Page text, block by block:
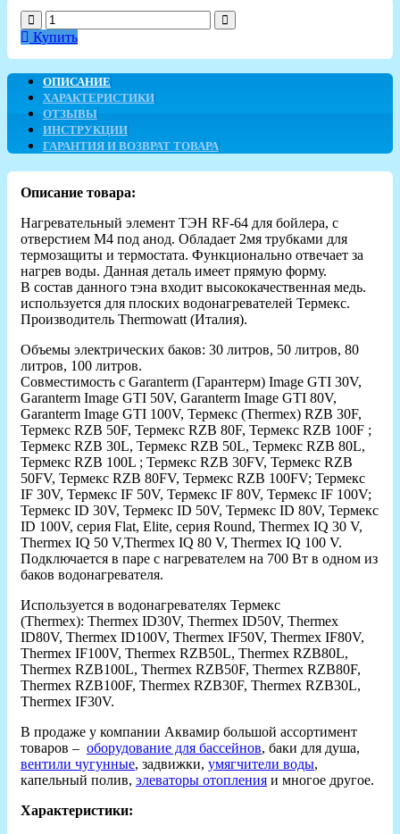
Купить
ОПИСАНИЕ
ХАРАКТЕРИСТИКИ
ОТЗЫВЫ
ИНСТРУКЦИИ
ГАРАНТИЯ И ВОЗВРАТ ТОВАРА
Описание товара:
Нагревательный элемент ТЭН RF-64 для бойлера, с
отверстием M4 под анод. Обладает 2мя трубками для
термозащиты и термостата. Функционально отвечает за
нагрев воды. Данная деталь имеет прямую форму.
В состав данного тэна входит высококачественная медь.
используется для плоских водонагревателей Термекс.
Производитель Thermowatt (Италия).
Объемы электрических баков: 30 литров, 50 литров, 80
литров, 100 литров.
Совместимость с Garanterm (Гарантерм) Image GTI 30V,
Garanterm Image GTI 50V, Garanterm Image GTI 80V,
Garanterm Image GTI 100V, Термекс (Thermex) RZB 30F,
Термекс RZB 50F, Термекс RZB 80F, Термекс RZB 100F ;
Термекс RZB 30L, Термекс RZB 50L, Термекс RZB 80L,
Термекс RZB 100L ; Термекс RZB 30FV, Термекс RZB
50FV, Термекс RZB 80FV, Термекс RZB 100FV; Термекс
IF 30V, Термекс IF 50V, Термекс IF 80V, Термекс IF 100V;
Термекс ID 30V, Термекс ID 50V, Термекс ID 80V, Термекс
ID 100V, серия Flat, Elite, серия Round, Thermex IQ 30 V,
Thermex IQ 50 V,Thermex IQ 80 V, Thermex IQ 100 V.
Подключается в паре с нагревателем на 700 Вт в одном из
баков водонагревателя.
Используется в водонагревателях Термекс
(Thermex): Thermex ID30V, Thermex ID50V, Thermex
ID80V, Thermex ID100V, Thermex IF50V, Thermex IF80V,
Thermex IF100V, Thermex RZB50L, Thermex RZB80L,
Thermex RZB100L, Thermex RZB50F, Thermex RZB80F,
Thermex RZB100F, Thermex RZB30F, Thermex RZB30L,
Thermex IF30V.
В продаже у компании Аквамир большой ассортимент
товаров – оборудование для бассейнов, баки для душа,
вентили чугунные, задвижки, умягчители воды,
капельный полив, элеваторы отопления и многое другое.
Характеристики: